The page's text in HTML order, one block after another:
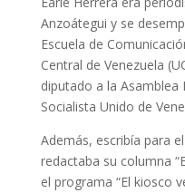
Anzoátegui y se
Escuela de
Central de Venezuela
diputado a la
Socialista Unido de
Además, escribía para
redactaba su columna
el programa “El kiosco